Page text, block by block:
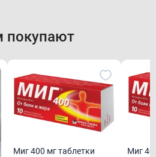
покупают
Миг 400 мг таблетки
Миг